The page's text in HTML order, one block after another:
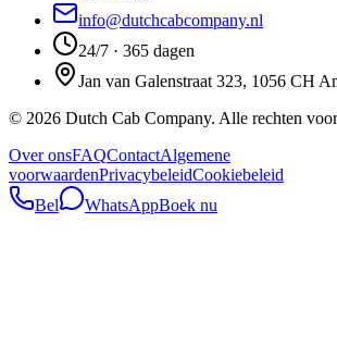
info@dutchcabcompany.nl
24/7 · 365 dagen
Jan van Galenstraat 323, 1056 CH
© 2026 Dutch Cab Company. Alle rechten
Over onsFAQContactAlgemene
voorwaardenPrivacybeleidCookiebeleid
Bel
WhatsAppBoek nu